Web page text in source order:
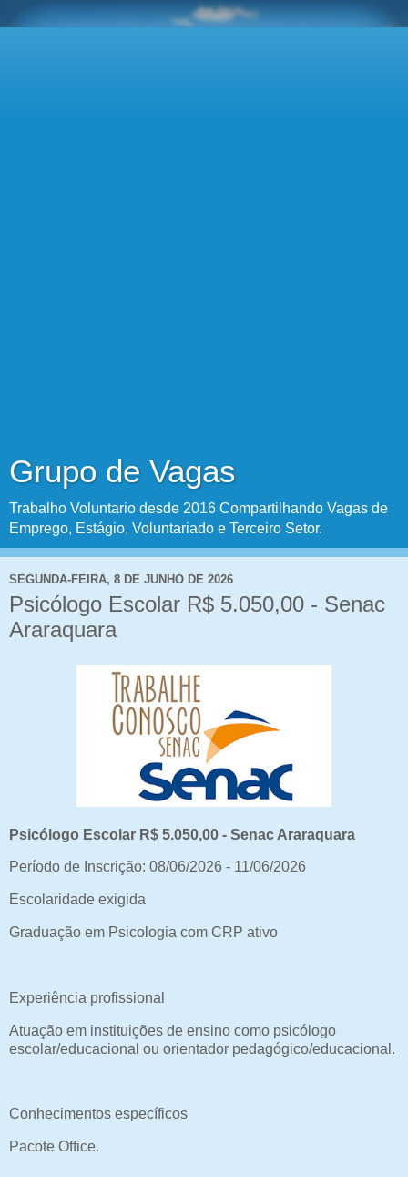
Grupo de Vagas
Trabalho Voluntario desde 2016 Compartilhando Vagas de
Emprego, Estágio, Voluntariado e Terceiro Setor.
SEGUNDA-FEIRA, 8 DE JUNHO DE 2026
Psicólogo Escolar R$ 5.050,00 - Senac
Araraquara
Psicólogo Escolar R$ 5.050,00 - Senac Araraquara
Período de Inscrição: 08/06/2026 - 11/06/2026
Escolaridade exigida
Graduação em Psicologia com CRP ativo
Experiência profissional
Atuação em instituições de ensino como psicólogo
escolar/educacional ou orientador pedagógico/educacional.
Conhecimentos específicos
Pacote Office.